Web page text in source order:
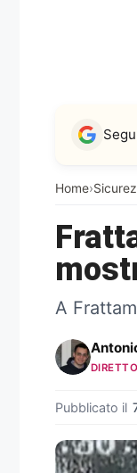
Home›
A
Pubblicato il